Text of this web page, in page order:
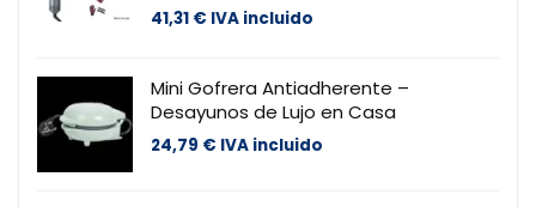
41,31 € IVA incluido
Mini Gofrera Antiadherente –
Desayunos de Lujo en Casa
24,79 € IVA incluido